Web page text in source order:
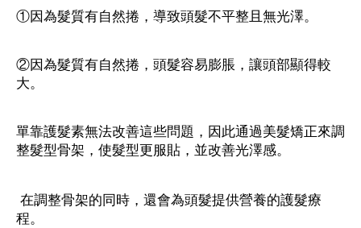
①因為髮質有自然捲，導致頭髮不平整且無光澤。
②因為髮質有自然捲，頭髮容易膨脹，讓頭部顯得較
大。
單靠護髮素無法改善這些問題，因此通過美髮矯正來調
整髮型骨架，使髮型更服貼，並改善光澤感。
在調整骨架的同時，還會為頭髮提供營養的護髮療
程。